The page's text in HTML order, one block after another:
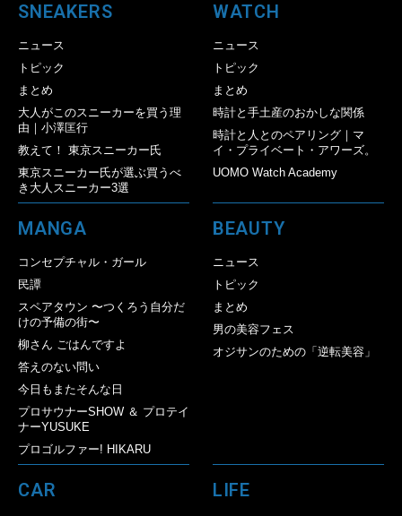
SNEAKERS
ニュース
トピック
まとめ
大人がこのスニーカーを買う理
由｜小澤匡行
教えて！ 東京スニーカー氏
東京スニーカー氏が選ぶ買うべ
き大人スニーカー3選
WATCH
ニュース
トピック
まとめ
時計と手土産のおかしな関係
時計と人とのペアリング｜マ
イ・プライベート・アワーズ。
UOMO Watch Academy
MANGA
コンセプチャル・ガール
民譚
スペアタウン 〜つくろう自分だ
けの予備の街〜
柳さん ごはんですよ
答えのない問い
今日もまたそんな日
プロサウナーSHOW ＆ プロテイ
ナーYUSUKE
プロゴルファー! HIKARU
BEAUTY
ニュース
トピック
まとめ
男の美容フェス
オジサンのための「逆転美容」
CAR LIFE